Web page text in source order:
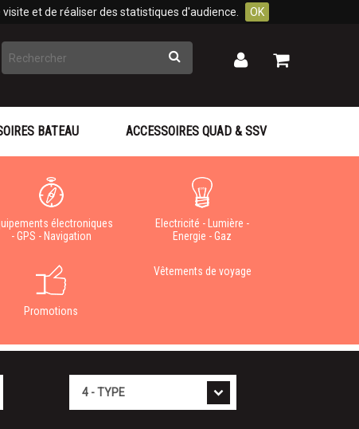
et de réaliser des statistiques d'audience. OK
Rechercher Mon
Mon
électroniques
- GPS - Navigation
Electricité - Lumière -
Energie - Gaz
Promotions
Vêtements de voyage
BATEAU ACCESSOIRES QUAD & SSV